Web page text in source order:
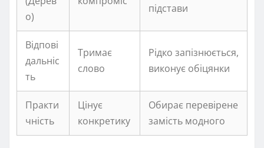
о)
підстави
Відпові
дальніс
ть
Тримає
слово
Рідко запізнюється,
виконує обіцянки
Практи
чність
Цінує
конкретику
Обирає перевірене
замість модного